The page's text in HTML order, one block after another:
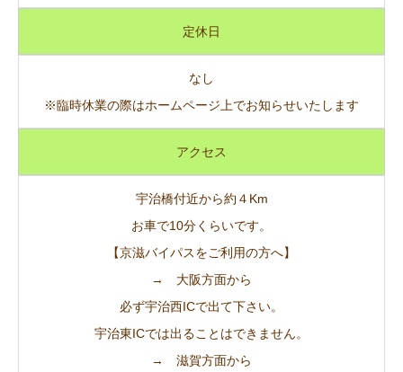
定休日
なし
※臨時休業の際はホームページ上でお知らせいたします
アクセス
宇治橋付近から約４Km
お車で10分くらいです。
【京滋バイパスをご利用の方へ】
→ 大阪方面から
必ず宇治西ICで出て下さい。
宇治東ICでは出ることはできません。
→ 滋賀方面から